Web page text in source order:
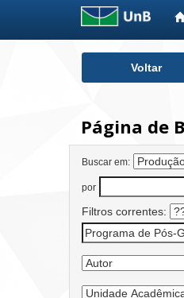
Voltar
Página de
Buscar em:
por
Filtros correntes: